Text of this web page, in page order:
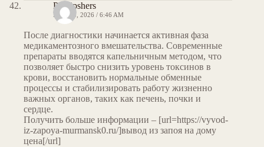
Phillipshers
MAY 13, 2026 / 6:46 AM
После диагностики начинается активная фаза
медикаментозного вмешательства. Современные
препараты вводятся капельничным методом, что
позволяет быстро снизить уровень токсинов в
крови, восстановить нормальные обменные
процессы и стабилизировать работу жизненно
важных органов, таких как печень, почки и
сердце.
Получить больше информации – [url=https://vyvod-
iz-zapoya-murmansk0.ru/]вывод из запоя на дому
цена[/url]